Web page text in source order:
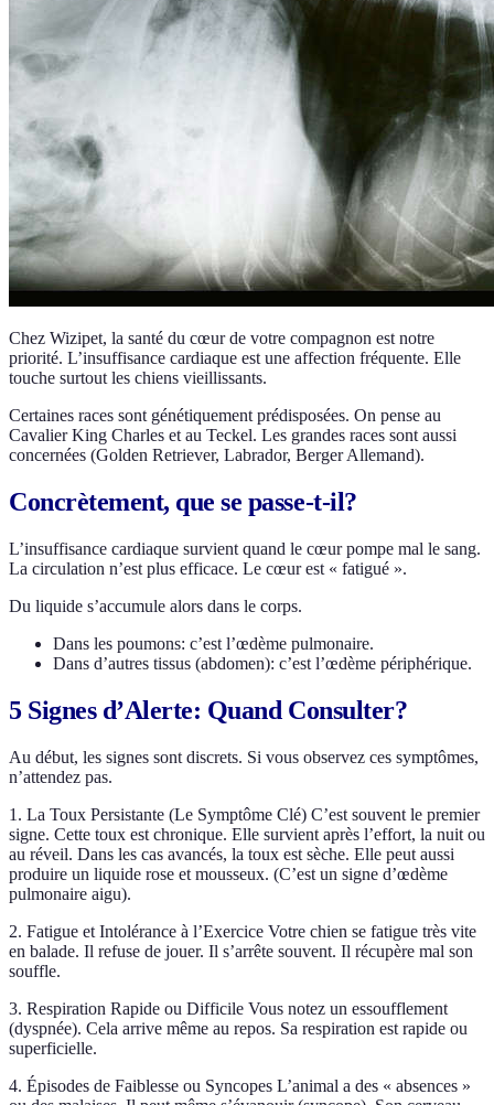
Chez Wizipet, la santé du cœur de votre compagnon est notre
priorité. L’insuffisance cardiaque est une affection fréquente. Elle
touche surtout les chiens vieillissants.
Certaines races sont génétiquement prédisposées. On pense au
Cavalier King Charles et au Teckel. Les grandes races sont aussi
concernées (Golden Retriever, Labrador, Berger Allemand).
Concrètement, que se passe-t-il?
L’insuffisance cardiaque survient quand le cœur pompe mal le sang.
La circulation n’est plus efficace. Le cœur est « fatigué ».
Du liquide s’accumule alors dans le corps.
Dans les poumons: c’est l’œdème pulmonaire.
Dans d’autres tissus (abdomen): c’est l’œdème périphérique.
5 Signes d’Alerte: Quand Consulter?
Au début, les signes sont discrets. Si vous observez ces symptômes,
n’attendez pas.
1. La Toux Persistante (Le Symptôme Clé) C’est souvent le premier
signe. Cette toux est chronique. Elle survient après l’effort, la nuit ou
au réveil. Dans les cas avancés, la toux est sèche. Elle peut aussi
produire un liquide rose et mousseux. (C’est un signe d’œdème
pulmonaire aigu).
2. Fatigue et Intolérance à l’Exercice Votre chien se fatigue très vite
en balade. Il refuse de jouer. Il s’arrête souvent. Il récupère mal son
souffle.
3. Respiration Rapide ou Difficile Vous notez un essoufflement
(dyspnée). Cela arrive même au repos. Sa respiration est rapide ou
superficielle.
4. Épisodes de Faiblesse ou Syncopes L’animal a des « absences »